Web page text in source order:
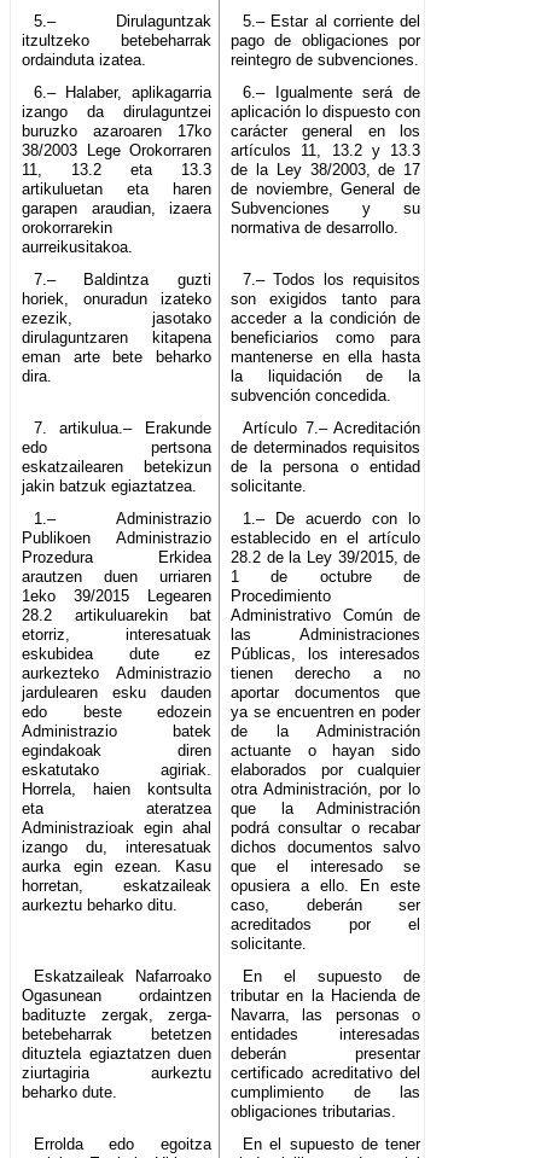
5.– Dirulaguntzak
itzultzeko betebeharrak
ordainduta izatea.
5.– Estar al corriente del
pago de obligaciones por
reintegro de subvenciones.
6.– Halaber, aplikagarria
izango da dirulaguntzei
buruzko azaroaren 17ko
38/2003 Lege Orokorraren
11, 13.2 eta 13.3
artikuluetan eta haren
garapen araudian, izaera
orokorrarekin
aurreikusitakoa.
6.– Igualmente será de
aplicación lo dispuesto con
carácter general en los
artículos 11, 13.2 y 13.3
de la Ley 38/2003, de 17
de noviembre, General de
Subvenciones y su
normativa de desarrollo.
7.– Baldintza guzti
horiek, onuradun izateko
ezezik, jasotako
dirulaguntzaren kitapena
eman arte bete beharko
dira.
7.– Todos los requisitos
son exigidos tanto para
acceder a la condición de
beneficiarios como para
mantenerse en ella hasta
la liquidación de la
subvención concedida.
7. artikulua.– Erakunde
edo pertsona
eskatzailearen betekizun
jakin batzuk egiaztatzea.
Artículo 7.– Acreditación
de determinados requisitos
de la persona o entidad
solicitante.
1.– Administrazio
Publikoen Administrazio
Prozedura Erkidea
arautzen duen urriaren
1eko 39/2015 Legearen
28.2 artikuluarekin bat
etorriz, interesatuak
eskubidea dute ez
aurkezteko Administrazio
jardulearen esku dauden
edo beste edozein
Administrazio batek
egindakoak diren
eskatutako agiriak.
Horrela, haien kontsulta
eta ateratzea
Administrazioak egin ahal
izango du, interesatuak
aurka egin ezean. Kasu
horretan, eskatzaileak
aurkeztu beharko ditu.
1.– De acuerdo con lo
establecido en el artículo
28.2 de la Ley 39/2015, de
1 de octubre de
Procedimiento
Administrativo Común de
las Administraciones
Públicas, los interesados
tienen derecho a no
aportar documentos que
ya se encuentren en poder
de la Administración
actuante o hayan sido
elaborados por cualquier
otra Administración, por lo
que la Administración
podrá consultar o recabar
dichos documentos salvo
que el interesado se
opusiera a ello. En este
caso, deberán ser
acreditados por el
solicitante.
Eskatzaileak Nafarroako
Ogasunean ordaintzen
badituzte zergak, zerga-
betebeharrak betetzen
dituztela egiaztatzen duen
ziurtagiria aurkeztu
beharko dute.
En el supuesto de
tributar en la Hacienda de
Navarra, las personas o
entidades interesadas
deberán presentar
certificado acreditativo del
cumplimiento de las
obligaciones tributarias.
Errolda edo egoitza
En el supuesto de tener